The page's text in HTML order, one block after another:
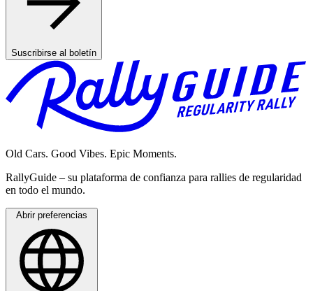
Suscribirse al boletín
Old Cars. Good Vibes. Epic Moments.
RallyGuide – su plataforma de confianza para rallies de regularidad
en todo el mundo.
Abrir preferencias